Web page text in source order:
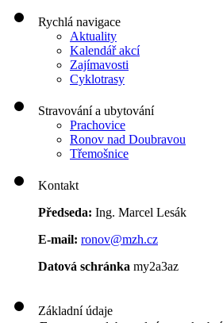
Rychlá navigace
Aktuality
Kalendář akcí
Zajímavosti
Cyklotrasy
Stravování a ubytování
Prachovice
Ronov nad Doubravou
Třemošnice
Kontakt
Předseda: Ing. Marcel Lesák
E-mail: ronov@mzh.cz
Datová schránka my2a3az
Základní údaje